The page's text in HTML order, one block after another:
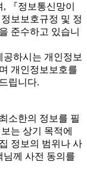
『정보통신망이
보보호규정 및 정
준수하고 있습니
하시는 개인정보
개인정보보호를
립니다.
소한의 정보를 필
는 상기 목적에
정보의 범위나 사
님께 사전 동의를